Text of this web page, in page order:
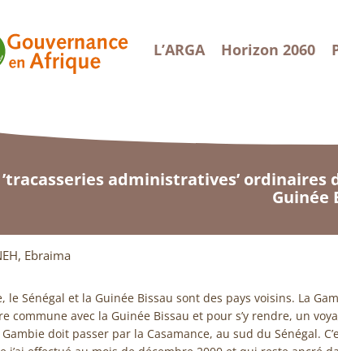
L’ARGA Horizon 2060
’tracasseries administratives’
Guinée
Ebraima
le Sénégal et la Guinée Bissau sont des pays voisins. La
commune avec la Guinée Bissau et pour s’y rendre, un
doit passer par la Casamance, au sud du Sénégal.